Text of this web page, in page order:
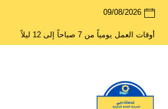
09/08/2026
أوقات العمل يومياً من 7 صباحاً إلى 12 ليلاً